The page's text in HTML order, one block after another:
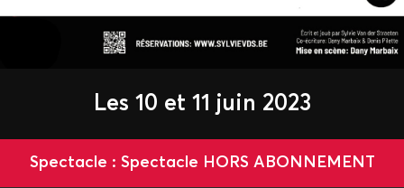
Les 10 et 11 juin 2023
Spectacle : Spectacle HORS ABONNEMENT